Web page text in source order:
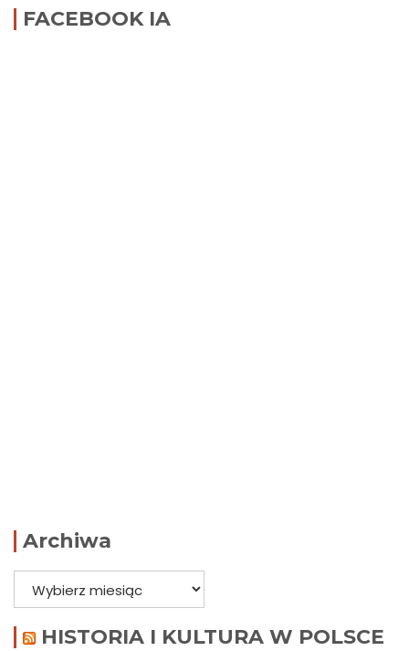
FACEBOOK IA
Archiwa
Archiwa
HISTORIA I KULTURA W POLSCE